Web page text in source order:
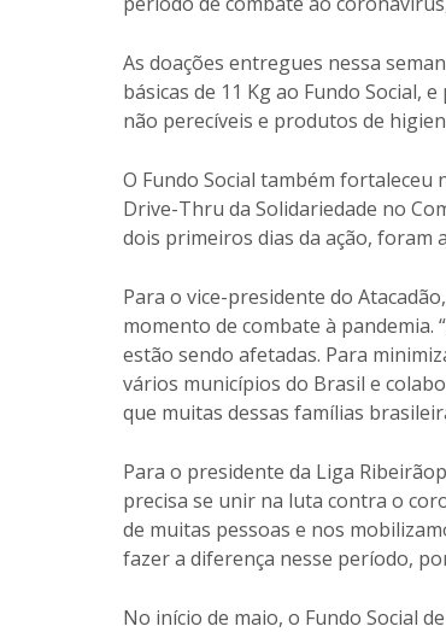
As doações entregues nessa
básicas de 11 Kg ao Fundo Social,
não perecíveis e produtos de
O Fundo Social também fortaleceu
Drive-Thru da Solidariedade no
dois primeiros dias da ação, foram
Para o vice-presidente do
momento de combate à
estão sendo afetadas. Para
vários municípios do Brasil e
que muitas dessas famílias
Para o presidente da Liga
precisa se unir na luta contra o
de muitas pessoas e nos
fazer a diferença nesse período,
No início de maio, o Fundo Social